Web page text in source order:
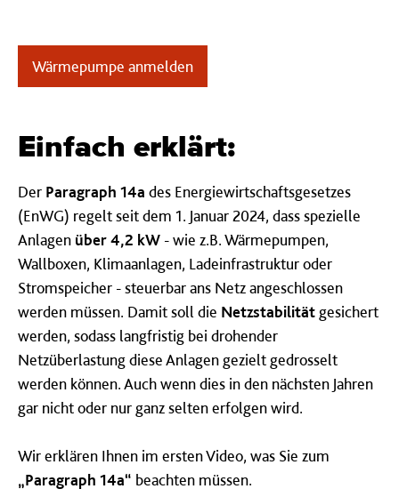
Wärmepumpe anmelden
Einfach erklärt:
Der Paragraph 14a des Energiewirtschaftsgesetzes
(EnWG) regelt seit dem 1. Januar 2024, dass spezielle
Anlagen über 4,2 kW - wie z.B. Wärmepumpen,
Wallboxen, Klimaanlagen, Ladeinfrastruktur oder
Stromspeicher - steuerbar ans Netz angeschlossen
werden müssen. Damit soll die Netzstabilität gesichert
werden, sodass langfristig bei drohender
Netzüberlastung diese Anlagen gezielt gedrosselt
werden können. Auch wenn dies in den nächsten Jahren
gar nicht oder nur ganz selten erfolgen wird.
Wir erklären Ihnen im ersten Video, was Sie zum
„Paragraph 14a“ beachten müssen.